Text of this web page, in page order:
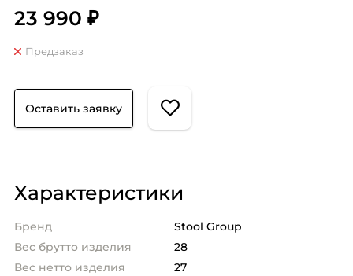
23 990 ₽
Предзаказ
Оставить заявку
Характеристики
Бренд
Stool Group
Вес брутто изделия
28
Вес нетто изделия
27